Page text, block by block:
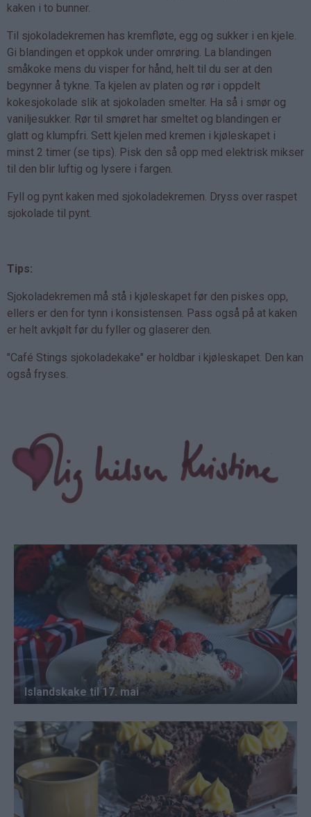
kaken i to bunner.
Til sjokoladekremen has kremfløte, egg og sukker i en kjele.
Gi blandingen et oppkok under omrøring. La blandingen
småkoke mens du visper for hånd, helt til du ser at den
begynner å tykne. Ta kjelen av platen og rør i oppdelt
kokesjokolade slik at sjokoladen smelter. Ha så i smør og
vaniljesukker. Rør til smøret har smeltet og blandingen er
glatt og klumpfri. Sett kjelen med kremen i kjøleskapet i
minst 2 timer (se tips). Pisk den så opp med elektrisk mikser
til den blir luftig og lysere i fargen.
Fyll og pynt kaken med sjokoladekremen. Dryss over raspet
sjokolade til pynt.
Tips:
Sjokoladekremen må stå i kjøleskapet før den piskes opp,
ellers er den for tynn i konsistensen. Pass også på at kaken
er helt avkjølt før du fyller og glaserer den.
"Café Stings sjokoladekake" er holdbar i kjøleskapet. Den kan
også fryses.